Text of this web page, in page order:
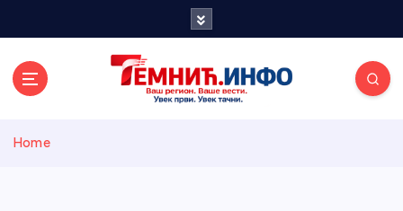
Home